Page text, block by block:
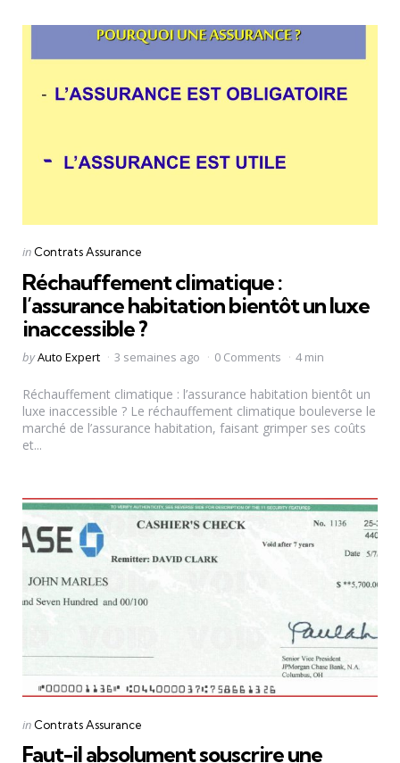
Categories
Posted
in Contrats Assurance
Réchauffement climatique :
l’assurance habitation bientôt un luxe
inaccessible ?
Posted
byAuto Expert 3 semaines ago 0 Comments 4 min
Réchauffement climatique : l’assurance habitation bientôt un
luxe inaccessible ? Le réchauffement climatique bouleverse le
marché de l’assurance habitation, faisant grimper ses coûts
et...
Categories
Posted
in Contrats Assurance
Faut-il absolument souscrire une